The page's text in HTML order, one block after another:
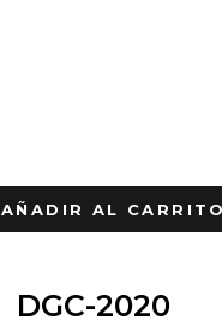
AÑADIR AL
DGC-2020